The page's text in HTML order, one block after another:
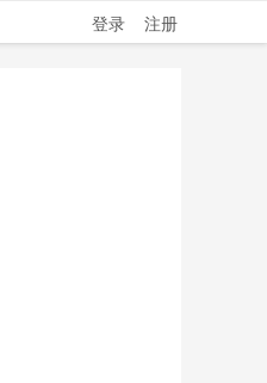
登录 注册